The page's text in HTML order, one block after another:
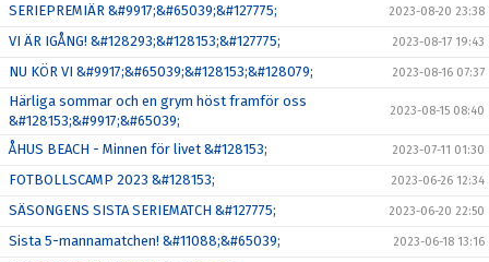
SERIEPREMIÄR &#9917;&#65039;&#127775; 2023-08-20 23:38
VI ÄR IGÅNG! &#128293;&#128153;&#127775; 2023-08-17 19:43
NU KÖR VI &#9917;&#65039;&#128153;&#128079; 2023-08-16 07:37
Härliga sommar och en grym höst framför oss
&#128153;&#9917;&#65039;
2023-08-15 08:40
ÅHUS BEACH - Minnen för livet &#128153; 2023-07-11 01:30
FOTBOLLSCAMP 2023 &#128153; 2023-06-26 12:34
SÄSONGENS SISTA SERIEMATCH &#127775; 2023-06-20 22:50
Sista 5-mannamatchen! &#11088;&#65039; 2023-06-18 13:16